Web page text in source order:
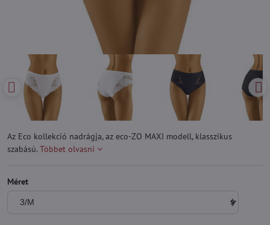
Az Eco kollekció nadrágja, az eco-ZO MAXI modell, klasszikus
szabású. Többet olvasni
Méret